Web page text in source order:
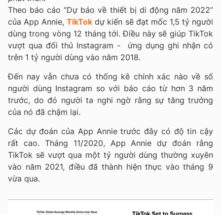
Theo báo cáo “Dự báo về thiết bị di động năm 2022”
của App Annie,TikTok dự kiến sẽ đạt mốc 1,5 tỷ người
dùng trong vòng 12 tháng tới. Điều này sẽ giúp TikTok
vượt qua đối thủ Instagram - ứng dụng ghi nhận có
trên 1 tỷ người dùng vào năm 2018.
Đến nay vẫn chưa có thống kê chính xác nào về số
người dùng Instagram so với báo cáo từ hơn 3 năm
trước, do đó người ta nghi ngờ rằng sự tăng trưởng
của nó đã chậm lại.
Các dự đoán của App Annie trước đây có độ tin cậy
rất cao. Tháng 11/2020, App Annie dự đoán rằng
TikTok sẽ vượt qua một tỷ người dùng thường xuyên
vào năm 2021, điều đã thành hiện thực vào tháng 9
vừa qua.